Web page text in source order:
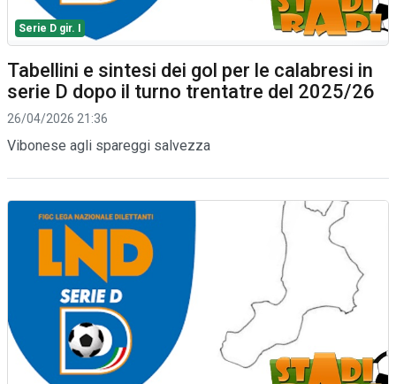
Serie D gir. I
Tabellini e sintesi dei gol per le calabresi in
serie D dopo il turno trentatre del 2025/26
26/04/2026 21:36
Vibonese agli spareggi salvezza